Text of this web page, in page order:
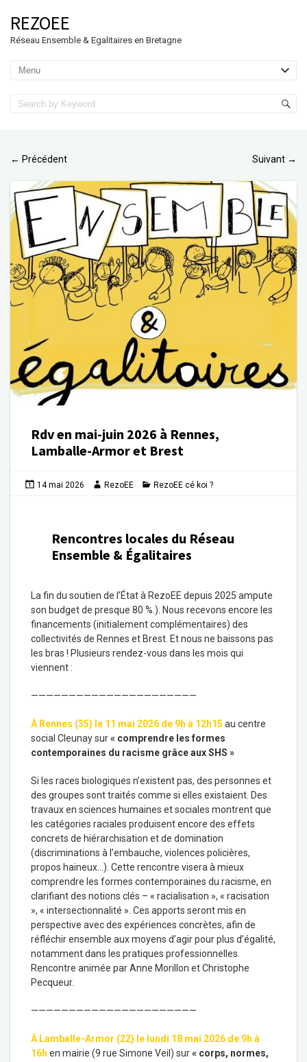
REZOEE
Réseau Ensemble & Egalitaires en Bretagne
← Précédent Suivant →
Rdv en mai-juin 2026 à Rennes,
Lamballe-Armor et Brest
14 mai 2026 RezoEE RezoEE cé koi ?
Rencontres locales du Réseau
Ensemble & Égalitaires
La fin du soutien de l’État à RezoEE depuis 2025 ampute
son budget de presque 80 %.). Nous recevons encore les
financements (initialement complémentaires) des
collectivités de Rennes et Brest. Et nous ne baissons pas
les bras ! Plusieurs rendez-vous dans les mois qui
viennent :
——————————————————————
À Rennes (35) le 11 mai 2026 de 9h à 12h15 au centre
social Cleunay sur« comprendre les formes
contemporaines du racisme grâce aux SHS »
Si les races biologiques n’existent pas, des personnes et
des groupes sont traités comme si elles existaient. Des
travaux en sciences humaines et sociales montrent que
les catégories raciales produisent encore des effets
concrets de hiérarchisation et de domination
(discriminations à l’embauche, violences policières,
propos haineux…). Cette rencontre visera à mieux
comprendre les formes contemporaines du racisme, en
clarifiant des notions clés – « racialisation », « racisation
», « intersectionnalité ». Ces apports seront mis en
perspective avec des expériences concrètes, afin de
réfléchir ensemble aux moyens d’agir pour plus d’égalité,
notamment dans les pratiques professionnelles.
Rencontre animée par Anne Morillon et Christophe
Pecqueur.
——————————————————————
À Lamballe-Armor (22) le lundi 18 mai 2026 de 9h à
16h en mairie (9 rue Simone Veil) sur« corps, normes,